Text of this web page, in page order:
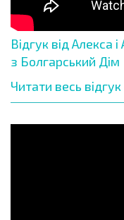
Відгук від Алекса
з Болгарський Дім
Читати весь відгук